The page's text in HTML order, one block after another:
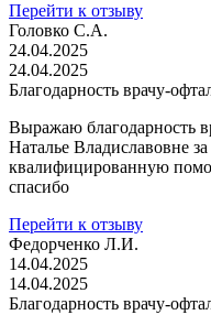
Перейти к отзыву
Головко С.А.
24.04.2025
24.04.2025
Благодарность врачу-
Выражаю благодарность
Наталье Владиславовне
квалифицированную
спасибо
Перейти к отзыву
Федорченко Л.И.
14.04.2025
14.04.2025
Благодарность врачу-